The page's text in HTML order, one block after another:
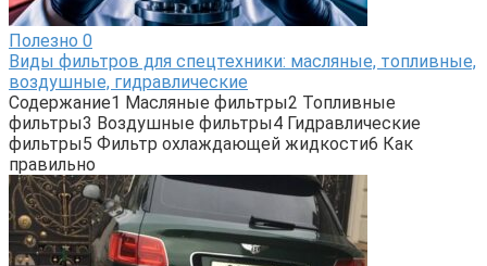
Полезно 0
Виды фильтров для спецтехники: масляные, топливные,
воздушные, гидравлические
Содержание1 Масляные фильтры2 Топливные
фильтры3 Воздушные фильтры4 Гидравлические
фильтры5 Фильтр охлаждающей жидкости6 Как
правильно